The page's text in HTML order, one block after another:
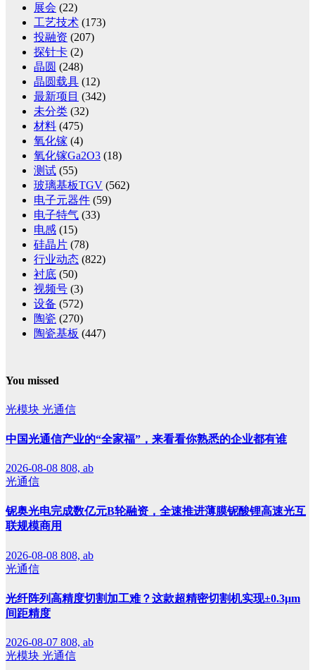
展会 (22)
工艺技术 (173)
投融资 (207)
探针卡 (2)
晶圆 (248)
晶圆载具 (12)
最新项目 (342)
未分类 (32)
材料 (475)
氧化镓 (4)
氧化镓Ga2O3 (18)
测试 (55)
玻璃基板TGV (562)
电子元器件 (59)
电子特气 (33)
电感 (15)
硅晶片 (78)
行业动态 (822)
衬底 (50)
视频号 (3)
设备 (572)
陶瓷 (270)
陶瓷基板 (447)
You missed
光模块 光通信
中国光通信产业的“全家福”，来看看你熟悉的企业都有谁
2026-08-08 808, ab
光通信
铌奥光电完成数亿元B轮融资，全速推进薄膜铌酸锂高速光互
联规模商用
2026-08-08 808, ab
光通信
光纤阵列高精度切割加工难？这款超精密切割机实现±0.3μm
间距精度
2026-08-07 808, ab
光模块 光通信